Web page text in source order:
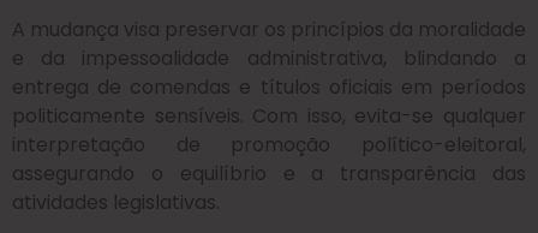
A mudança visa preservar os princípios da moralidade
e da impessoalidade administrativa, blindando a
entrega de comendas e títulos oficiais em períodos
politicamente sensíveis. Com isso, evita-se qualquer
interpretação de promoção político-eleitoral,
assegurando o equilíbrio e a transparência das
atividades legislativas.